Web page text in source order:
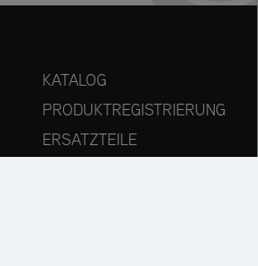
KATALOG
PRODUKTREGISTRIERUNG
ERSATZTEILE